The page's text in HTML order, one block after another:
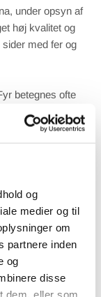
og
medier og til
om
partnere inden
og
disse
dem, eller som
under opsyn af
høj kvalitet og
med fer og
betegnes ofte
stilfulde gulve.
lud og
mm